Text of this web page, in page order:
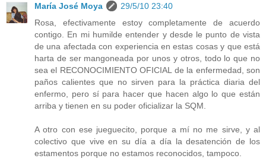
María José Moya
29/5/10 23:40
Rosa, efectivamente estoy completamente de acuerdo
contigo. En mi humilde entender y desde le punto de vista
de una afectada con experiencia en estas cosas y que está
harta de ser mangoneada por unos y otros, todo lo que no
sea el RECONOCIMIENTO OFICIAL de la enfermedad, son
paños calientes que no sirven para la práctica diaria del
enfermo, pero sí para hacer que hacen algo lo que están
arriba y tienen en su poder oficializar la SQM.
A otro con ese jueguecito, porque a mí no me sirve, y al
colectivo que vive en su día a día la desatención de los
estamentos porque no estamos reconocidos, tampoco.